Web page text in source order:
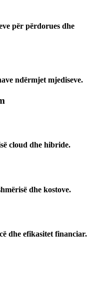
për përdorues dhe
ndërmjet mjediseve.
cloud dhe hibride.
dhe kostove.
dhe efikasitet financiar.